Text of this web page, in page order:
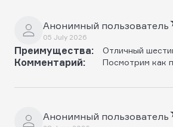
Анонимный пользователь
05 July 2026
Преимущества: Отличный
Комментарий: Посмотрим как
Анонимный пользователь